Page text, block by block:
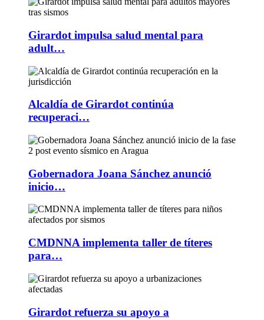
Girardot impulsa salud mental para
adult…
Alcaldía de Girardot continúa
recuperaci…
Gobernadora Joana Sánchez anunció
inicio…
CMDNNA implementa taller de títeres
para…
Girardot refuerza su apoyo a